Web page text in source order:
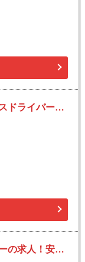
佐川急便 中野上鷺宮営業所 セールスドライバーの求人！安定収入と働きがい！大手の佐川急便で長期的に活躍できるチャンス♪
佐川急便 城南営業所 輸送ドライバーの求人！安定収入と働きがい！大手の佐川急便で長期的に活躍できるチャンス♪